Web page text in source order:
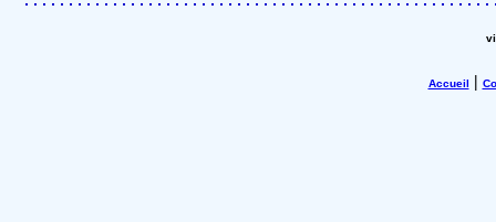
Accueil |